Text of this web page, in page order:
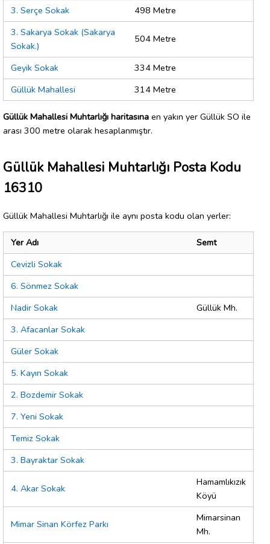
3. Serçe Sokak
498 Metre
3. Sakarya Sokak (Sakarya
Sokak.)
504 Metre
Geyik Sokak
334 Metre
Güllük Mahallesi
314 Metre
Güllük Mahallesi Muhtarlığı haritasına en yakın yer Güllük SO ile
arası 300 metre olarak hesaplanmıştır.
Güllük Mahallesi Muhtarlığı Posta Kodu
16310
Güllük Mahallesi Muhtarlığı ile aynı posta kodu olan yerler:
Yer Adı
Semt
Cevizli Sokak
6. Sönmez Sokak
Nadir Sokak
Güllük Mh.
3. Afacanlar Sokak
Güler Sokak
5. Kayın Sokak
2. Bozdemir Sokak
7. Yeni Sokak
Temiz Sokak
3. Bayraktar Sokak
4. Akar Sokak
Hamamlıkızık
Köyü
Mimar Sinan Körfez Parkı
Mimarsinan
Mh.